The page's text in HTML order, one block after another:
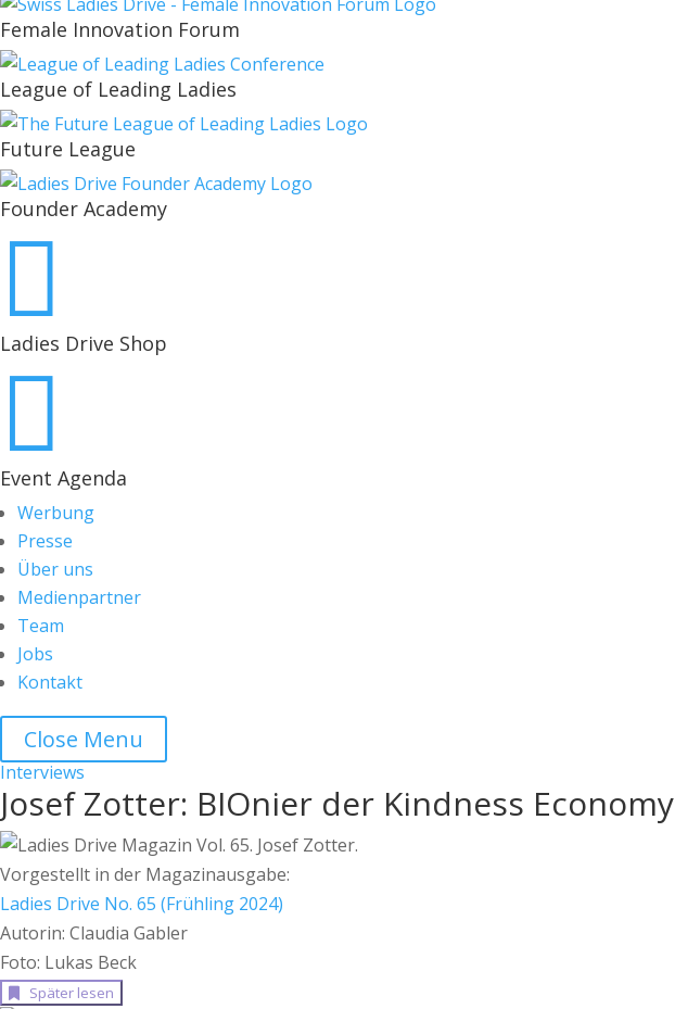
Female Innovation Forum
League of Leading Ladies
Future League
Founder Academy

Ladies Drive Shop

Event Agenda
Werbung
Presse
Über uns
Medienpartner
Team
Jobs
Kontakt
Close Menu
Interviews
Josef Zotter: BIOnier der Kindness Economy
Vorgestellt in der Magazinausgabe:
Ladies Drive No. 65 (Frühling 2024)
Autorin: Claudia Gabler
Foto: Lukas Beck
Später lesen